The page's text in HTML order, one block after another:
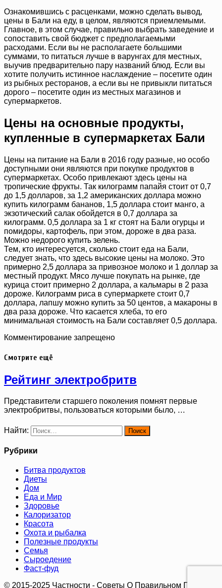
Ознакомившись с расценками, можно сделать вывод,
цены в Бали на еду, в целом, являются приемлемыми.
Главное, в этом случае, правильно выбрать заведение и
сопоставить свой бюджет с предполагаемыми
расходами. Если вы не располагаете большими
суммами, то питаться лучше в варунгах для местных,
выучив предварительно пару названий блюд. Если вы
хотите получить истинное наслаждение – посетите один
из рыбных ресторанов, а если вы не привыкли питаться
дорого – посетите один из местных магазинов и
супермаркетов.
Цены на основные продукты,
купленные в супермаркетах Бали
Цены на питание на Бали в 2016 году разные, но особо
доступными они являются при покупке продуктов в
супермаркетах. Особо привлекают здесь цены на
тропические фрукты. Так килограмм папайя стоит от 0,7
до 1,5 долларов, за 1,2 американских доллара можно
купить килограмм бананов, 1,5 доллара стоит манго, а
экзотический салак обойдется в 0,7 доллара за
килограмм. 0,5 доллара за 1 кг стоят на Бали огурцы и
помидоры, картофель, при этом, дороже в два раза.
Можно недорого купить зелень.
Тем, кто интересуется, сколько стоит еда на Бали,
следует знать, что здесь высокие цены на молоко. Это
примерно 2,5 доллара за привозное молоко и 1 доллар за
местный продукт. Мясо лучше покупать на рынке, где
курица стоит примерно 2 доллара, а кальмары в 2 раза
дороже. Килограмм риса в супермаркете стоит 0,7
доллара, лапшу можно купить за 50 центов, а макароны в
два раза дороже. Что касается хлеба, то его
минимальная стоимость на Бали составляет 0,5 доллара.
Комментирование запрещено
Смотрите ещё
Рейтинг электробритв
Представители старшего поколения помнят первые
электробритвы, пользоваться которыми было, …
Найти:
Рубрики
Битва продуктов
Диеты
Дом
Еда и Мир
Здоровье
Калоризатор
Красота
Охота и рыбалка
Полезные продукты
Семья
Сыроедение
Фаст-фуд
© 2015-2025 Частности - Советы О Правильном Питании.